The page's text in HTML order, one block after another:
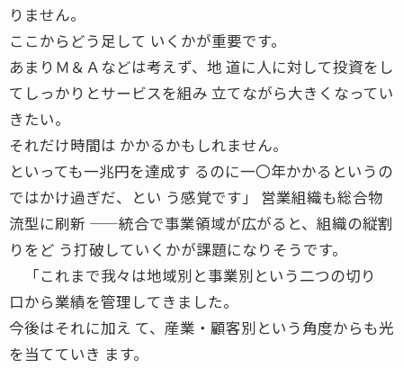
りません。
ここからどう足して いくかが重要です。
あまりＭ＆Ａなどは考えず、地 道に人に対して投資をし
てしっかりとサービスを組み 立てながら大きくなってい
きたい。
それだけ時間は かかるかもしれません。
といっても一兆円を達成す るのに一〇年かかるというの
ではかけ過ぎだ、とい う感覚です」 営業組織も総合物
流型に刷新 ——統合で事業領域が広がると、組織の縦割
りをど う打破していくかが課題になりそうです。
「これまで我々は地域別と事業別という二つの切り
口から業績を管理してきました。
今後はそれに加え て、産業・顧客別という角度からも光
を当てていき ます。